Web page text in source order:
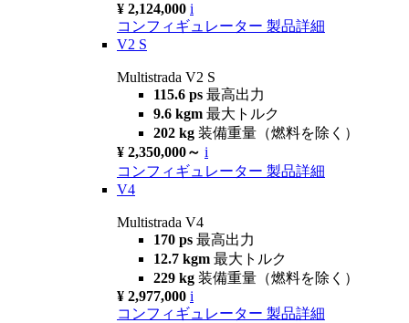
¥ 2,124,000 i
コンフィギュレーター 製品詳細
V2 S
Multistrada V2 S
115.6 ps 最高出力
9.6 kgm 最大トルク
202 kg 装備重量（燃料を除く）
¥ 2,350,000～ i
コンフィギュレーター 製品詳細
V4
Multistrada V4
170 ps 最高出力
12.7 kgm 最大トルク
229 kg 装備重量（燃料を除く）
¥ 2,977,000 i
コンフィギュレーター 製品詳細